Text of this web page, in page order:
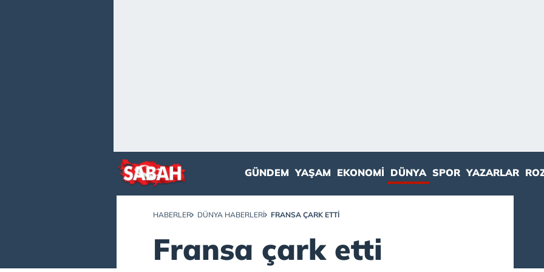
GÜNDEM YAŞAM EKONOMI DÜNYA SPOR YAZARLAR
HABERLER DÜNYA HABERLERI FRANSA ÇARK ETTI
Fransa çark etti